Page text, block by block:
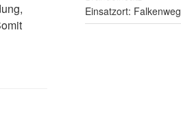
Einsatzort: Falkenweg